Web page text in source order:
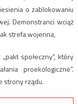
o zablokowaniu
Demonstranci wciąż
strefa wojenna,
społeczny”, który
proekologiczne”.
strony rządu.